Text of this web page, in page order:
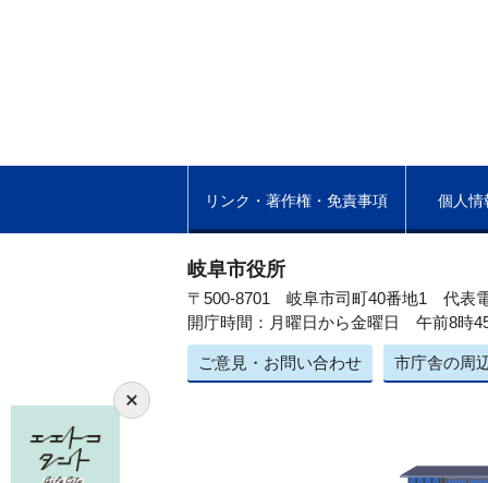
リンク・著作権・免責事項 個人情
岐阜市役所
〒500-8701 岐阜市司町40番地1 代表
開庁時間：月曜日から金曜日 午前8時
ご意見・お問い合わせ 市庁舎の周